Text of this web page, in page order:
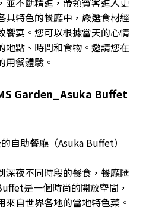
具特色的餐廳中，嚴選食材經
饗宴。您可以根據當天的心情
地點、時間和食物。邀請您在
用餐體驗。
Garden_Asuka Buffet
自助餐廳（Asuka Buffet）
深夜不同時段的餐食，餐廳匯
是一個時尚的開放空間，
自世界各地的當地特色菜。